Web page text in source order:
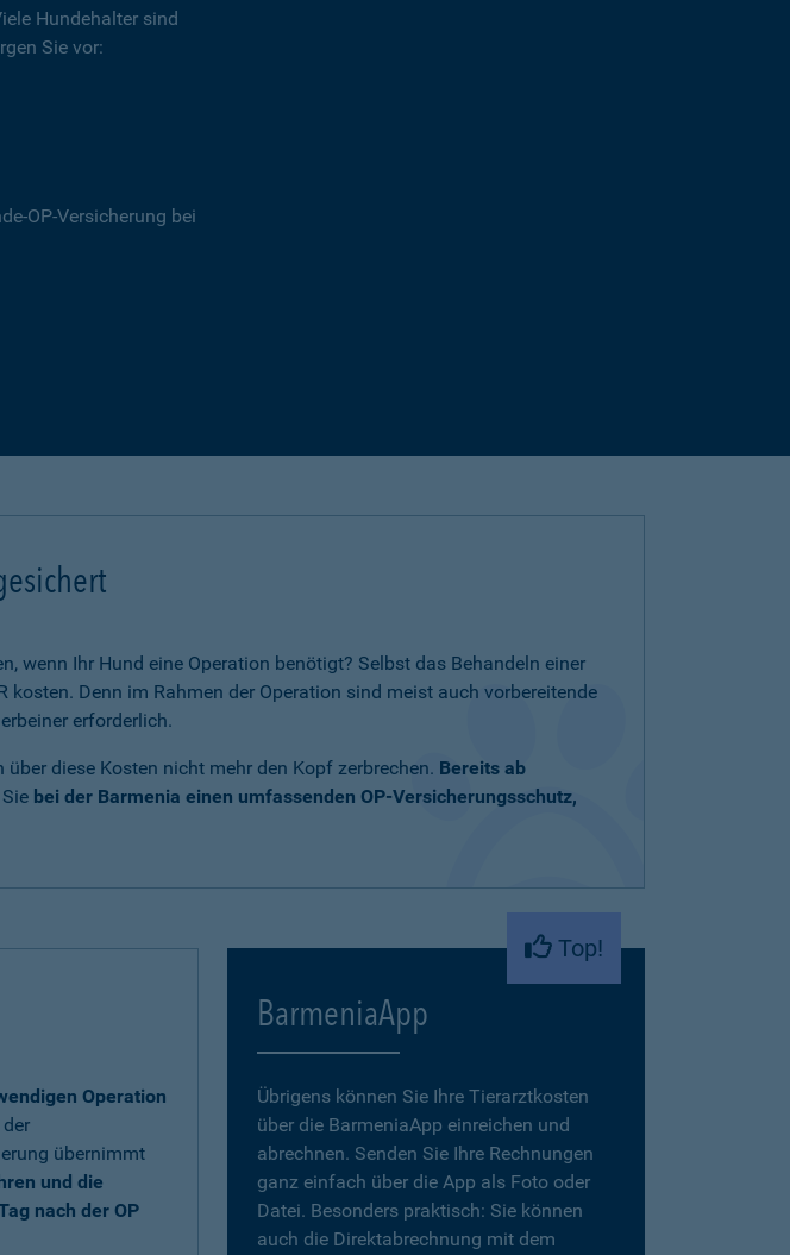
Hundehalter sind
Sie vor:
OP-Versicherung bei
wenn Ihr Hund eine Operation benötigt? Selbst das Behandeln einer
Denn im Rahmen der Operation sind meist auch vorbereitende
erforderlich.
diese Kosten nicht mehr den Kopf zerbrechen. Bereits ab
bei der Barmenia einen umfassenden OP-Versicherungsschutz,
Operation
übernimmt
und die
nach der OP
Top!
BarmeniaApp
Übrigens können Sie Ihre Tierarztkosten
über die BarmeniaApp einreichen und
abrechnen. Senden Sie Ihre Rechnungen
ganz einfach über die App als Foto oder
Datei. Besonders praktisch: Sie können
auch die Direktabrechnung mit dem